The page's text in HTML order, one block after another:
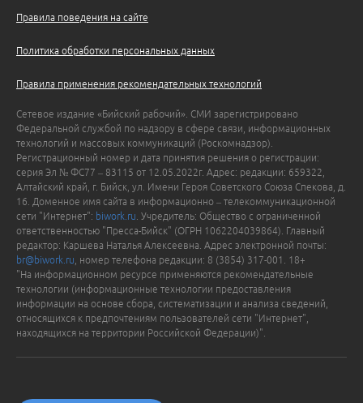
Правила поведения на сайте
Политика обработки персональных данных
Правила применения рекомендательных технологий
Сетевое издание «Бийский рабочий». СМИ зарегистрировано
Федеральной службой по надзору в сфере связи, информационных
технологий и массовых коммуникаций (Роскомнадзор).
Регистрационный номер и дата принятия решения о регистрации:
серия Эл № ФС77 – 83115 от 12.05.2022г. Адрес: редакции: 659322,
Алтайский край, г. Бийск, ул. Имени Героя Советского Союза Спекова, д.
16. Доменное имя сайта в информационно – телекоммуникационной
сети "Интернет": biwork.ru . Учредитель: Общество с ограниченной
ответственностью "Пресса-Бийск" (ОГРН 1062204039864). Главный
редактор: Каршева Наталья Алексеевна. Адрес электронной почты:
br@biwork.ru , номер телефона редакции: 8 (3854) 317-001. 18+
"На информационном ресурсе применяются рекомендательные
технологии (информационные технологии предоставления
информации на основе сбора, систематизации и анализа сведений,
относящихся к предпочтениям пользователей сети "Интернет",
находящихся на территории Российской Федерации)".